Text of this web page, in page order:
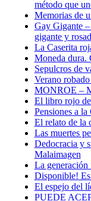
método que
Memorias de
Gay Gigante
gigante y
La Caserita
Moneda dura.
Sepulcros de
Verano
MONROE –
El libro rojo
Pensiones a
El relato de la
Las muertes
Dedocracia y
Malaimagen
La generación
Disponible!
El espejo del
PUEDE